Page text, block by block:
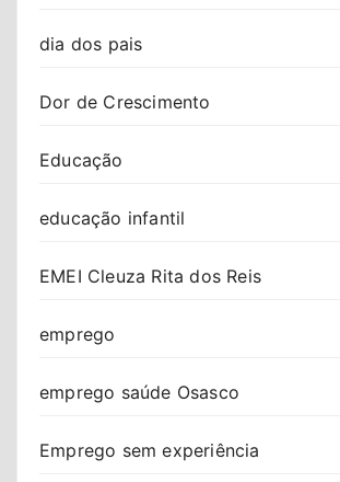
dia dos pais
Dor de Crescimento
Educação
educação infantil
EMEI Cleuza Rita dos Reis
emprego
emprego saúde Osasco
Emprego sem experiência